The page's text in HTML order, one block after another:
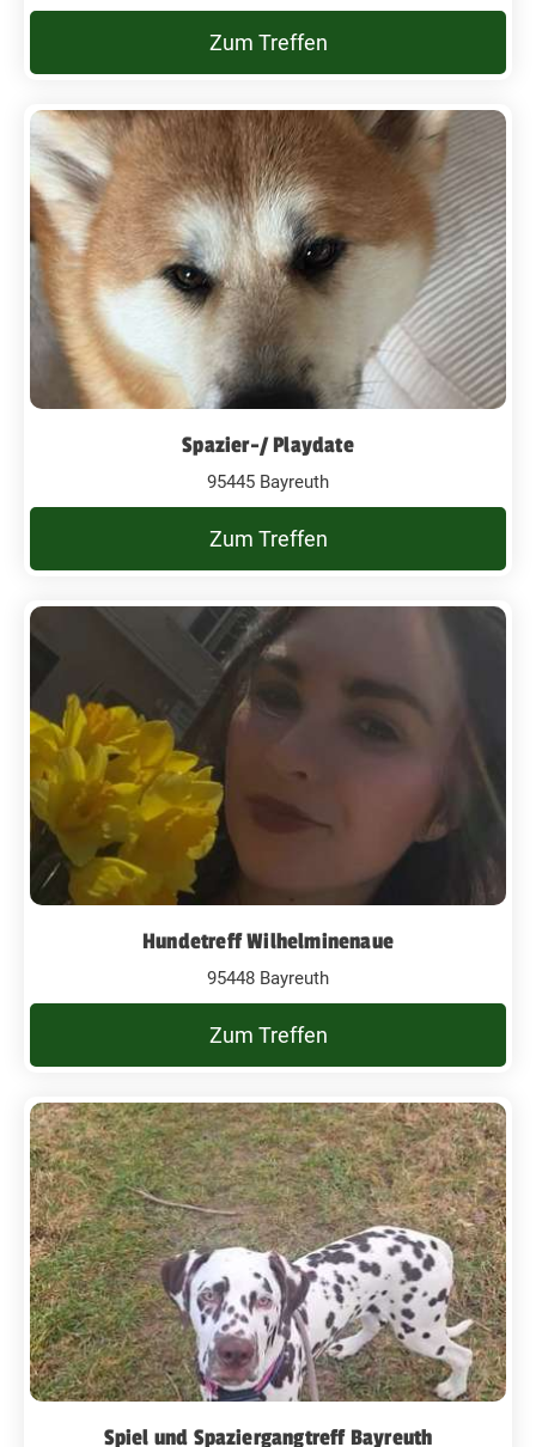
Zum Treffen
Spazier-/ Playdate
95445 Bayreuth
Zum Treffen
Hundetreff Wilhelminenaue
95448 Bayreuth
Zum Treffen
Spiel und Spaziergangtreff Bayreuth